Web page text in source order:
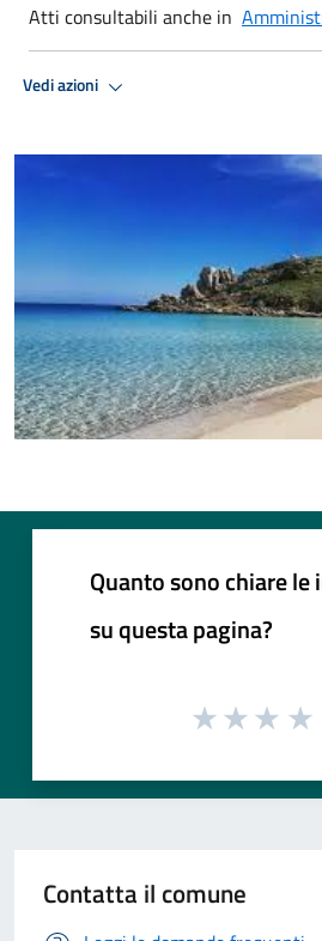
Atti consultabili anche in
Vedi azioni
Quanto sono chiare
su questa pagina?
Contatta il comune